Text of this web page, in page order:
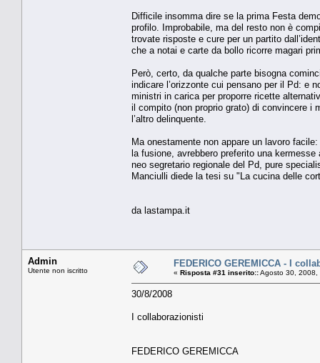
Difficile insomma dire se la prima Festa
profilo. Improbabile, ma del resto non è
trovate risposte e cure per un partito
che a notai e carte da bollo ricorre magari
Però, certo, da qualche parte bisogna
indicare l’orizzonte cui pensano per il Pd: e
ministri in carica per proporre ricette
il compito (non proprio grato) di convincere i
l’altro delinquente.
Ma onestamente non appare un lavoro
la fusione, avrebbero preferito una
neo segretario regionale del Pd, pure
Manciulli diede la tesi su "La cucina delle
da lastampa.it
Admin
Utente non iscritto
FEDERICO GEREMICCA - I
« Risposta #31 inserito::Agosto 30, 2008,
30/8/2008
I collaborazionisti
FEDERICO GEREMICCA